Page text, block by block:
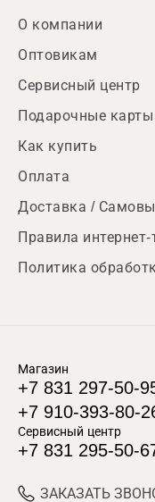
О компании
Оптовикам
Сервисный центр
Подарочные карты
Как купить
Оплата
Доставка /
Правила интернет-
Политика
Магазин
+7 831 297-50-
+7 910-393-80-
Сервисный центр
+7 831 295-50-
ЗАКАЗАТЬ